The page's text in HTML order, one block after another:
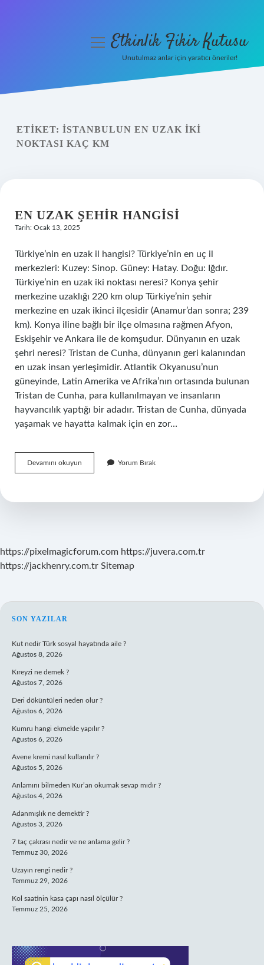
Yasal Uyarı
menüyüEtkinlik Fikir Kutusu
Unutulmaz anlar için yaratıcı öneriler!
ETIKET: İSTANBULUN EN UZAK IKI
NOKTASI KAÇ KM
EN UZAK ŞEHIR HANGISI
Tarih: Ocak 13, 2025
Türkiye’nin en uzak il hangisi? Türkiye’nin en uç il
merkezleri: Kuzey: Sinop. Güney: Hatay. Doğu: Iğdır.
Türkiye’nin en uzak iki noktası neresi? Konya şehir
merkezine uzaklığı 220 km olup Türkiye’nin şehir
merkezine en uzak ikinci ilçesidir (Anamur’dan sonra; 239
km). Konya iline bağlı bir ilçe olmasına rağmen Afyon,
Eskişehir ve Ankara ile de komşudur. Dünyanın en uzak
şehri neresi? Tristan de Cunha, dünyanın geri kalanından
en uzak insan yerleşimidir. Atlantik Okyanusu’nun
güneyinde, Latin Amerika ve Afrika’nın ortasında bulunan
Tristan de Cunha, para kullanılmayan ve insanların
hayvancılık yaptığı bir adadır. Tristan de Cunha, dünyada
yaşamak ve hayatta kalmak için en zor…
Devamını okuyun
Uzak
Yorum Bırak
https://pixelmagicforum.com https://juvera.com.tr
https://jackhenry.com.tr Sitemap
SIDEBAR
SON YAZILAR
Kut nedir Türk sosyal hayatında aile ?
Ağustos 8, 2026
Kıreyzi ne demek ?
Ağustos 7, 2026
Deri döküntüleri neden olur ?
Ağustos 6, 2026
Kumru hangi ekmekle yapılır ?
Ağustos 6, 2026
Avene kremi nasıl kullanılır ?
Ağustos 5, 2026
Anlamını bilmeden Kur’an okumak sevap mıdır ?
Ağustos 4, 2026
Adanmışlık ne demektir ?
Ağustos 3, 2026
7 taç çakrası nedir ve ne anlama gelir ?
Temmuz 30, 2026
Uzayın rengi nedir ?
Temmuz 29, 2026
Kol saatinin kasa çapı nasıl ölçülür ?
Temmuz 25, 2026